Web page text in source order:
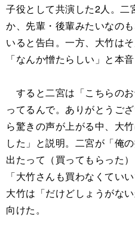
子役として共演した2人。
か、先輩・後輩みたいなの
いると告白。一方、大竹は
「なんか憎たらしい」と本
すると二宮は「こちらの
ってるんで。ありがとうご
ら驚きの声が上がる中、大
した」と説明。二宮が「俺
出たって（買ってもらった
「大竹さんも買わなくてい
大竹は「だけどしょうがな
向けた。